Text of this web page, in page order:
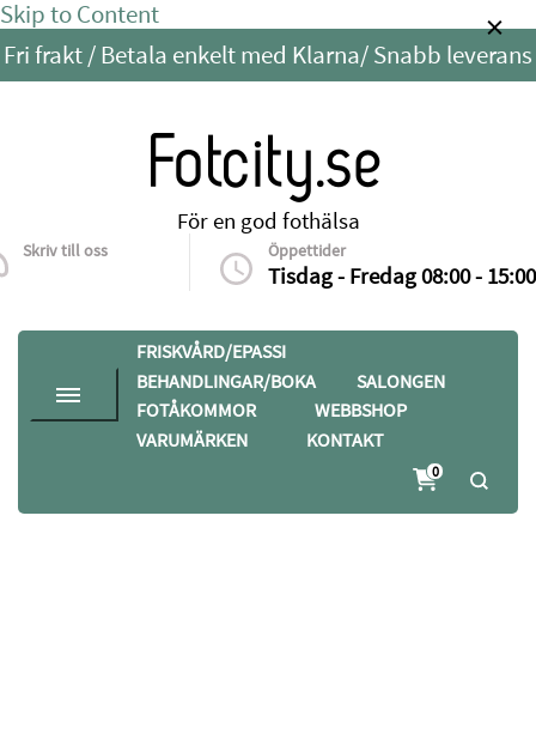
Skip to Content
Fri frakt / Betala enkelt med Klarna/ Snabb leverans
Fotcity.se
För en god fothälsa
Skriv till oss Öppettider
Tisdag - Fredag 08:00 - 15:00
FRISKVÅRD/EPASSI
BEHANDLINGAR/BOKA
SALONGEN
FOTÅKOMMOR
WEBBSHOP
VARUMÄRKEN
KONTAKT
0